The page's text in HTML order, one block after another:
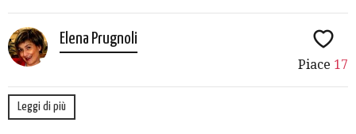
Elena Prugnoli
Piace 17
Leggi di più